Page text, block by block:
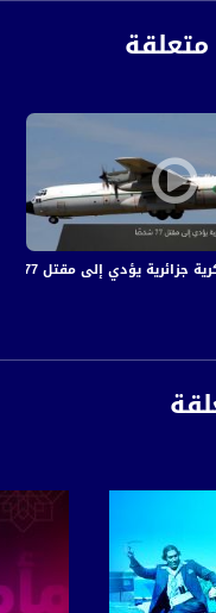
https://
77 شخصآ، ذاكرة في التاريخ،11.2.2018 ، قناة مساواة الفضائية